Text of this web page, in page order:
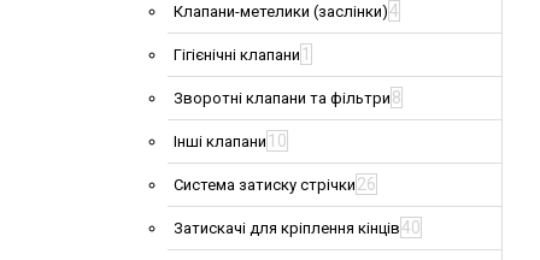
Клапани-метелики (заслінки)4
Гігієнічні клапани 1
Зворотні клапани та фільтри 8
Інші клапани 10
Система затиску стрічки 26
Затискачі для кріплення кінців40